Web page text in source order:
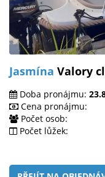
Jasmína Valory
Doba pronájmu:
Cena pronájmu:
Počet osob:
Počet lůžek: